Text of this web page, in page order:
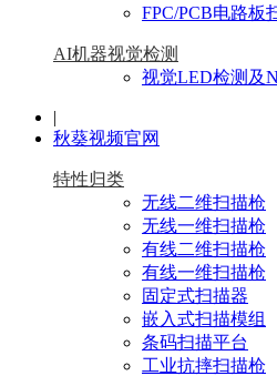
FPC/PCB电路板
AI机器视觉检测
视觉LED检测及
|
秋葵视频官网
特性归类
无线二维扫描枪
无线一维扫描枪
有线二维扫描枪
有线一维扫描枪
固定式扫描器
嵌入式扫描模组
条码扫描平台
工业抗摔扫描枪